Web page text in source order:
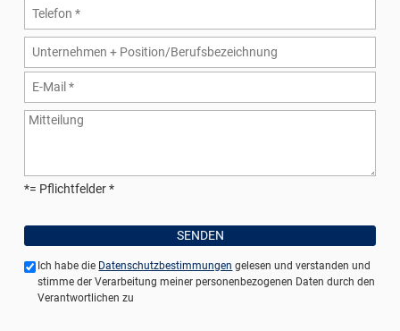
*= Pflichtfelder
Ich habe die Datenschutzbestimmungen gelesen und verstanden und
stimme der Verarbeitung meiner personenbezogenen Daten durch den
Verantwortlichen zu